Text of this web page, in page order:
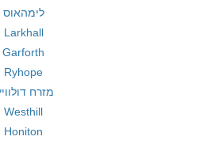
לימהאוס
Larkhall
Garforth
Ryhope
מזרח
Westhill
Honiton